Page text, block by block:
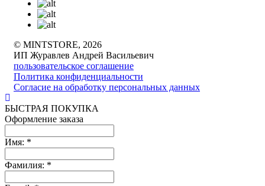
© MINTSTORE, 2026
ИП Журавлев Андрей Васильевич
пользовательское соглашение
Политика конфиденциальности
Согласие на обработку персональных данных
БЫСТРАЯ ПОКУПКА
Оформление заказа
Имя: *
Фамилия: *